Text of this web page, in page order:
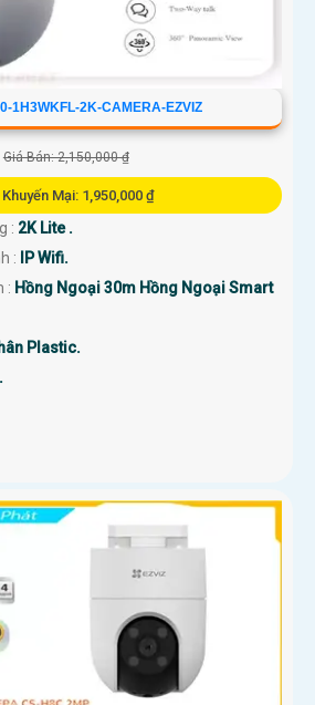
1H3WKFL-2K-CAMERA-EZVIZ
Giá Bán: 2,150,000 ₫
Khuyến Mại: 1,950,000 ₫
: 2K Lite .
: IP Wifi.
: Hồng Ngoại 30m Hồng Ngoại Smart
Plastic.